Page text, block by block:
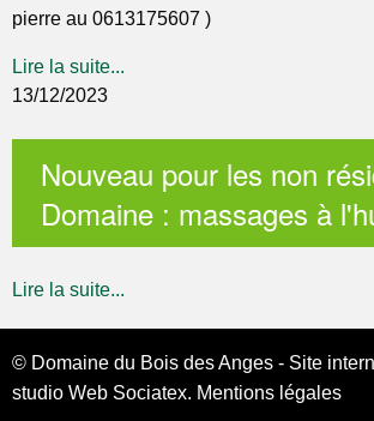
pierre au 0613175607 )
Lire la suite...
13/12/2023
Nouveau pour les non
Domaine : massages à
Lire la suite...
© Domaine du Bois des Anges - Site
studio Web Sociatex. Mentions légales